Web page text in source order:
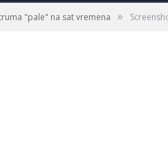
"pale" na sat vremena »